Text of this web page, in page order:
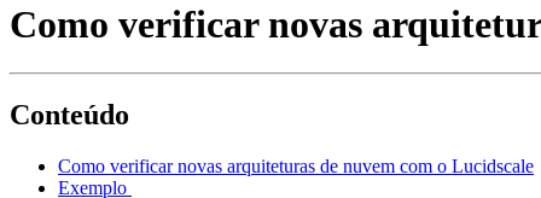
Como verificar novas
Conteúdo
Como verificar novas arquiteturas de nuvem com o Lucidscale
Exemplo